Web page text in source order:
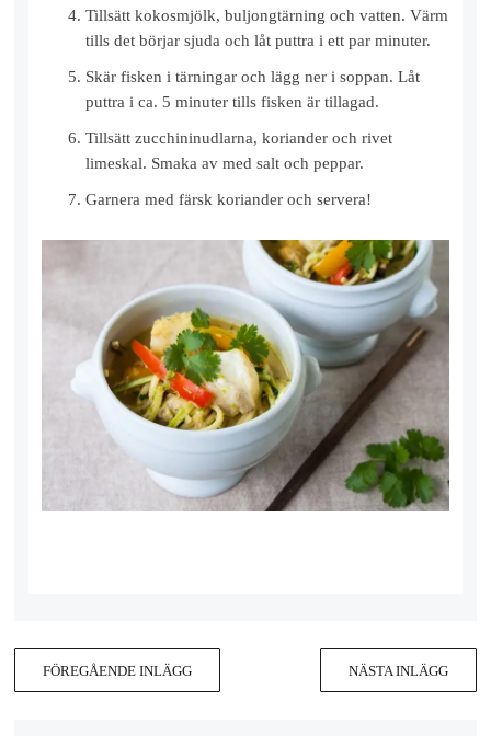
Tillsätt kokosmjölk, buljongtärning och vatten. Värm
tills det börjar sjuda och låt puttra i ett par minuter.
Skär fisken i tärningar och lägg ner i soppan. Låt
puttra i ca. 5 minuter tills fisken är tillagad.
Tillsätt zucchininudlarna, koriander och rivet
limeskal. Smaka av med salt och peppar.
Garnera med färsk koriander och servera!
FÖREGÅENDE INLÄGG NÄSTA INLÄGG